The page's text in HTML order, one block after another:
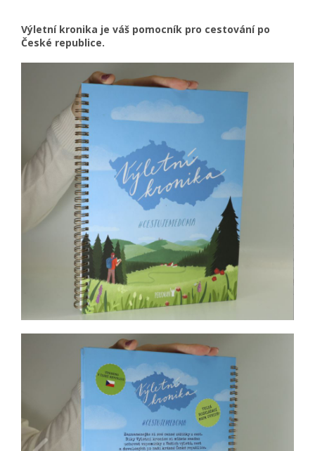
Výletní kronika je váš pomocník pro cestování po
České republice.